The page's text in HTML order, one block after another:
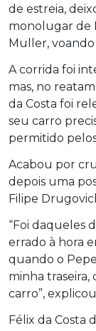
de estreia,
monolugar de
Muller, voando
A corrida foi
mas, no
da Costa foi
seu carro
permitido
Acabou por
depois uma
Filipe
“Foi daqueles
errado à hora
quando o
minha traseira,
carro”,
Félix da Costa